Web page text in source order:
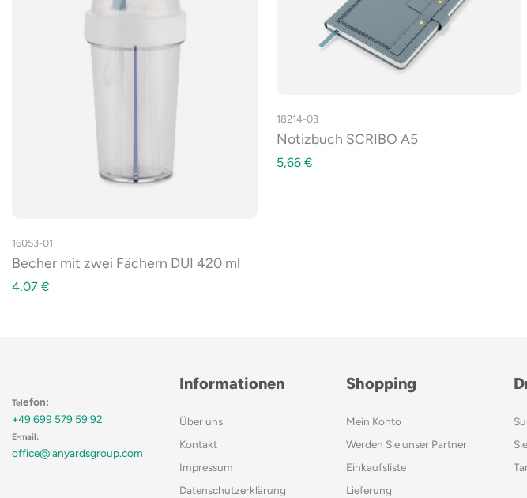
16053-01
Becher mit zwei Fächern DUI 420 ml
4,07 €
18214-03
Notizbuch SCRIBO A5
5,66 €
Telefon:
+49 699 579 59 92
E-mail:
office@lanyardsgroup.com
Informationen
Über uns
Kontakt
Impressum
Datenschutzerklärung
Shopping
Mein Konto
Werden Sie unser Partner
Einkaufsliste
Lieferung